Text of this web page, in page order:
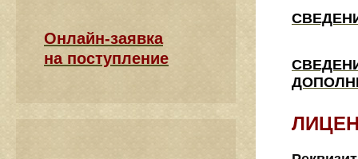
Онлайн-заявка
на поступление